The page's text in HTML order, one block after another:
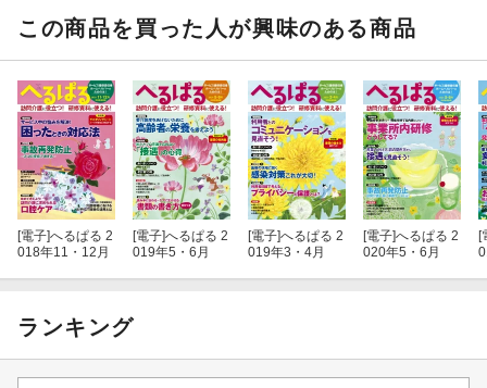
この商品を買った人が興味のある商品
[電子]へるぱる 2
018年11・12月
[電子]へるぱる 2
019年5・6月
[電子]へるぱる 2
019年3・4月
[電子]へるぱる 2
020年5・6月
[
ランキング